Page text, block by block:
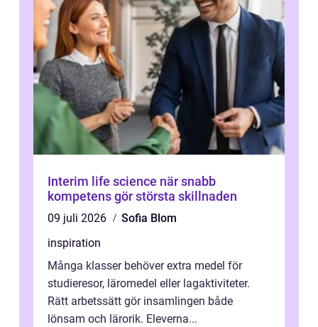
Interim life science när snabb
kompetens gör största skillnaden
09 juli 2026
Sofia Blom
inspiration
Många klasser behöver extra medel för
studieresor, läromedel eller lagaktiviteter.
Rätt arbetssätt gör insamlingen både
lönsam och lärorik. Eleverna...